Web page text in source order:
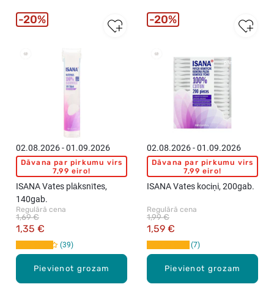
Pievienot grozam
02.08.2026 - 01.09.2026
Dāvana par pirkumu virs
7,99 eiro!
ISANA Vates plāksnītes,
140gab.
Regulārā cena
1,35 €
1,69 €
39
20%
pārdotie
Pievienot grozam
02.08.2026 - 01.09.2026
Dāvana par pirkumu virs
7,99 eiro!
ISANA Vates kociņi, 200gab.
Regulārā cena
1,59 €
1,99 €
7
20%